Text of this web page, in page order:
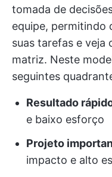
tomada de
equipe, permitindo
suas tarefas e veja
matriz. Neste
seguintes
Resultado
e baixo esforço
Projeto
impacto e alto